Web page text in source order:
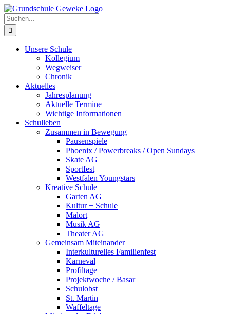
Zum
Inhalt
springen
Suche
nach:
Unsere Schule
Kollegium
Wegweiser
Chronik
Aktuelles
Jahresplanung
Aktuelle Termine
Wichtige Informationen
Schulleben
Zusammen in Bewegung
Pausenspiele
Phoenix / Powerbreaks / Open Sundays
Skate AG
Sportfest
Westfalen Youngstars
Kreative Schule
Garten AG
Kultur + Schule
Malort
Musik AG
Theater AG
Gemeinsam Miteinander
Interkulturelles Familienfest
Karneval
Profiltage
Projektwoche / Basar
Schulobst
St. Martin
Waffeltage